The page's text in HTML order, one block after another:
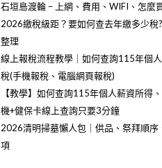
石垣島渡輪 – 上網、費用、WIFI、怎麼
2026繳稅級距？要如何查去年繳多少稅
整理
線上報稅流程教學｜如何查詢115年個
稅(手機報稅、電腦網頁報稅)
【教學】如何查詢115年個人薪資所得
機+健保卡線上查詢只要3分鐘
2026清明掃墓懶人包｜供品、祭拜順序
項